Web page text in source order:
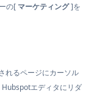
の[ マーケティング]を
れるページにカーソル
エディタにリダ